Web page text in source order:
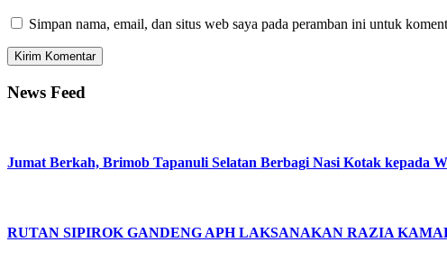
Simpan nama, email, dan situs web saya pada peramban ini untuk
News Feed
Jumat Berkah, Brimob Tapanuli Selatan Berbagi Nasi Kotak kepada
RUTAN SIPIROK GANDENG APH LAKSANAKAN RAZIA